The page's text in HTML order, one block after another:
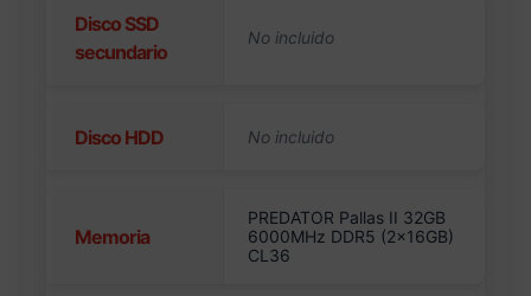
Disco SSD
secundario
Disco HDD
Memoria
PREDATOR Pallas II 32GB
6000MHz DDR5 (2x16GB)
CL36